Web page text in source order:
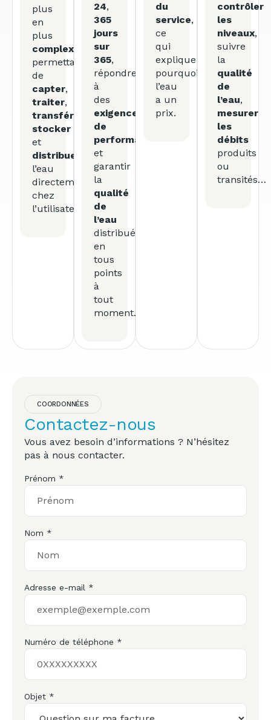
plus
en
plus
complexes
permettant
de
capter,
traiter,
transférer
stocker
et
distribuer
l’eau
directement
chez
l’utilisateur.
24,
365
jours
sur
365,
répondre
à
des
exigences
de
performance
et
garantir
la
qualité
de
l’eau
distribuée
en
tous
points
à
tout
moment.
du
service,
ce
qui
explique
pourquoi
l’eau
a un
prix.
contrôler
les
niveaux,
suivre
la
qualité
de
l’eau,
mesurer
les
débits
produits
ou
transités…
COORDONNÉES
Contactez-nous
Vous avez besoin d’informations ? N’hésitez
pas à nous contacter.
Prénom *
Nom *
Adresse e-mail *
Numéro de téléphone *
Objet *